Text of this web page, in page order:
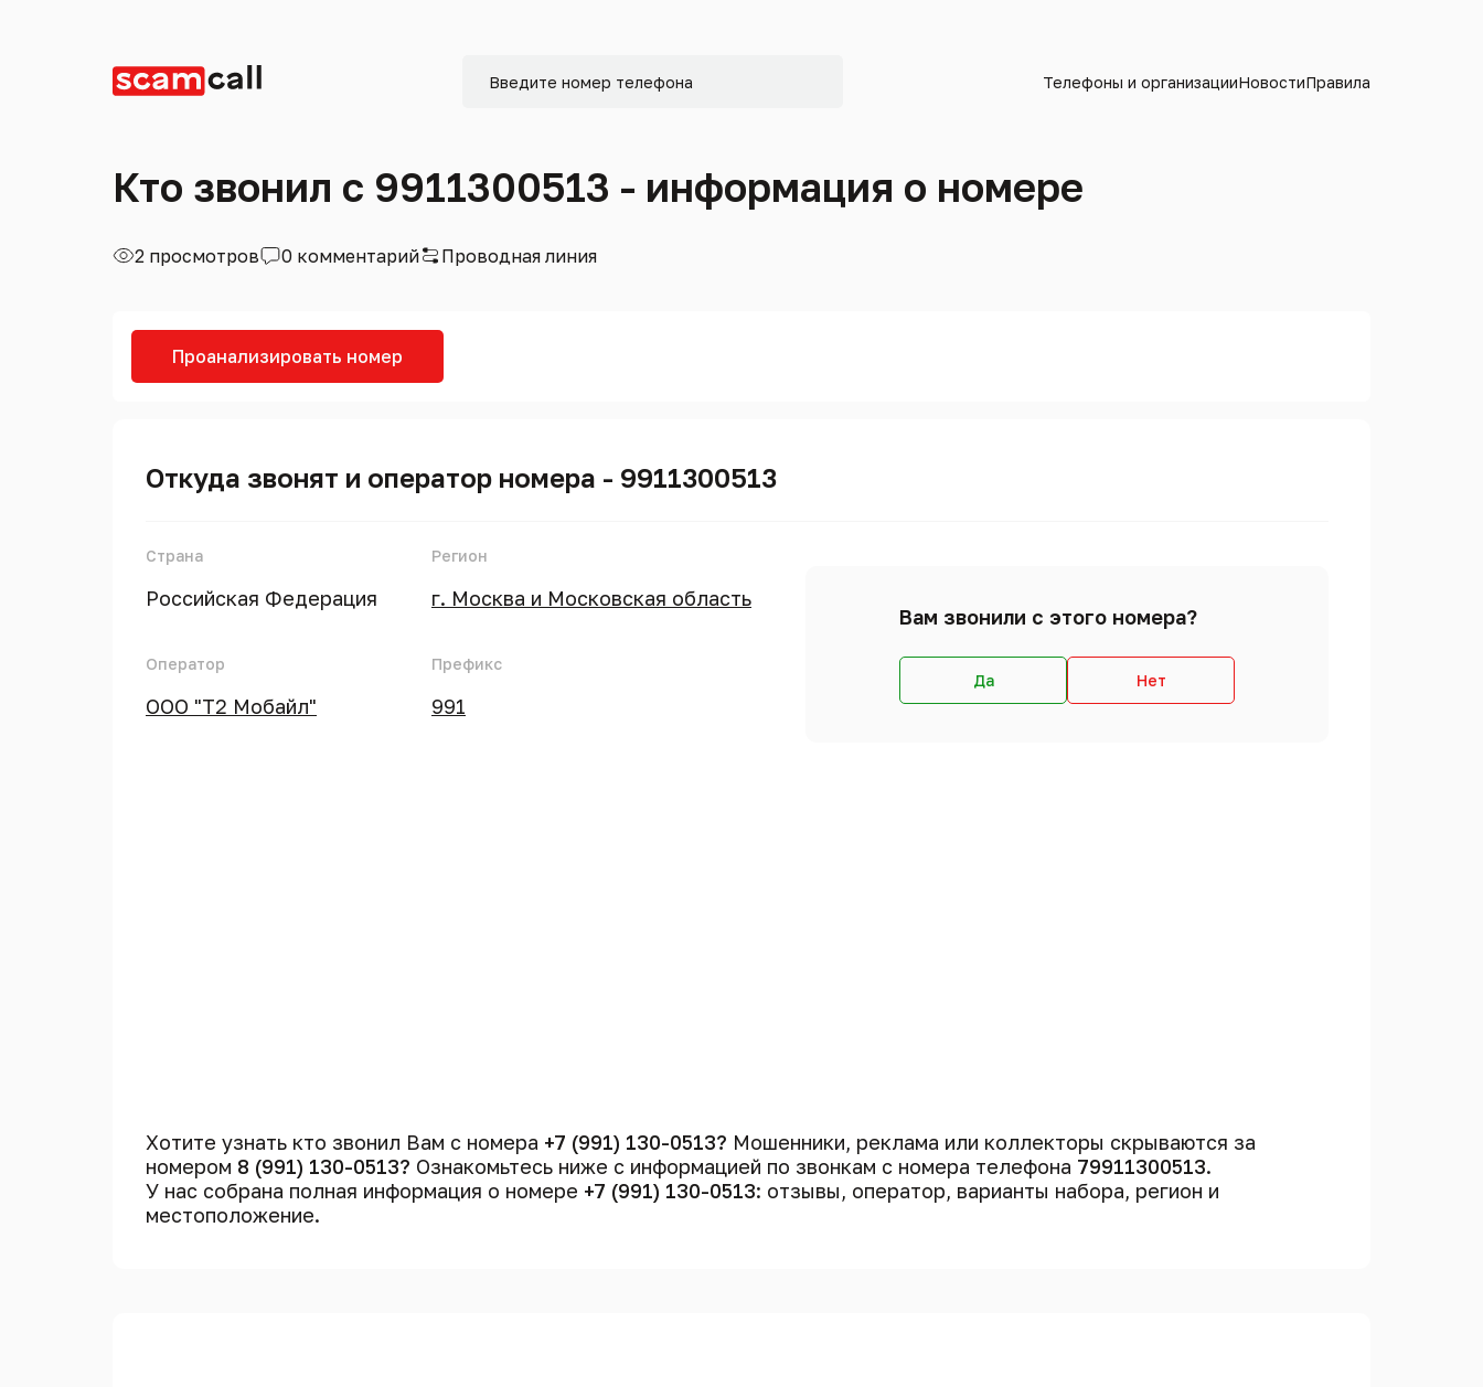
Телефоны и организацииНовостиПравила
Кто звонил с 9911300513 - информация о номере
2 просмотров 0 комментарий Проводная линия
Проанализировать номер
Откуда звонят и оператор номера - 9911300513
Страна
Российская Федерация
Оператор
ООО "Т2 Мобайл"
Регион
г. Москва и Московская область
Префикс
991
Вам звонили с этого номера?
Да Нет
Хотите узнать кто звонил Вам с номера +7 (991) 130-0513? Мошенники, реклама или коллекторы скрываются за
номером 8 (991) 130-0513? Ознакомьтесь ниже с информацией по звонкам с номера телефона 79911300513.
У нас собрана полная информация о номере +7 (991) 130-0513: отзывы, оператор, варианты набора, регион и
местоположение.